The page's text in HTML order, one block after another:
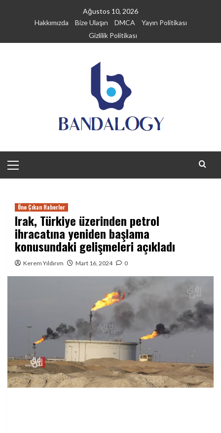
Ağustos 10, 2026
Hakkımızda
Bize Ulaşın DMCA
Yayın Politikası
Gizlilik Politikası
Menu
Öne Çıkan Haberler
Irak, Türkiye üzerinden petrol
ihracatına yeniden başlama
konusundaki gelişmeleri açıkladı
Kerem Yıldırım Mart 16, 2024 0